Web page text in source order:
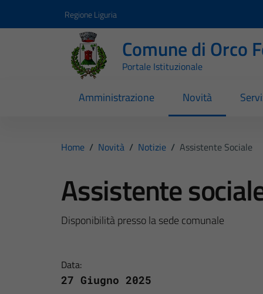
Regione Liguria
Comune di Orco
Portale Istituzionale
Amministrazione Novità
Home / Novità / Notizie / Assistente Sociale
Assistente
Disponibilità presso la sede comunale
Data:
27 Giugno 2025